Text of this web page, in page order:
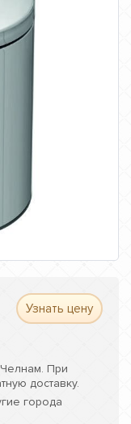
Узнать цену
При
доставку.
города